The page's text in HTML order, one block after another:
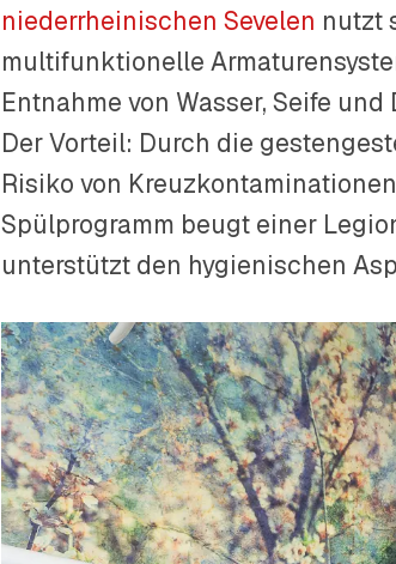
niederrheinischen Sevelen nutzt
multifunktionelle
Entnahme von Wasser, Seife
Der Vorteil: Durch die
Risiko von
Spülprogramm beugt einer
unterstützt den hygienischen